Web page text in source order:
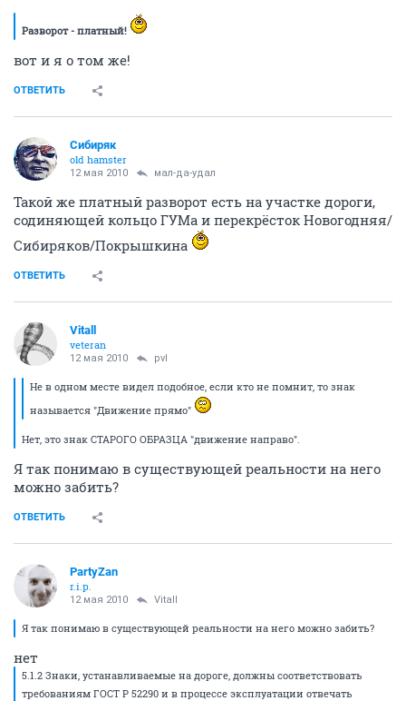
Разворот - платный!
вот и я о том же!
ОТВЕТИТЬ
Сибиряк
old hamster
12 мая 2010 мал-да-удал
Такой же платный разворот есть на участке дороги,
содиняющей кольцо ГУМа и перекрёсток Новогодняя/
Сибиряков/Покрышкина
ОТВЕТИТЬ
Vitall
veteran
12 мая 2010 pvl
Не в одном месте видел подобное, если кто не помнит, то знак
называется "Движение прямо"
Нет, это знак СТАРОГО ОБРАЗЦА "движение направо".
Я так понимаю в существующей реальности на него
можно забить?
ОТВЕТИТЬ
PartyZan
r.i.p.
12 мая 2010 Vitall
Я так понимаю в существующей реальности на него можно забить?
нет
5.1.2 Знаки, устанавливаемые на дороге, должны соответствовать
требованиям ГОСТ Р 52290 и в процессе эксплуатации отвечать